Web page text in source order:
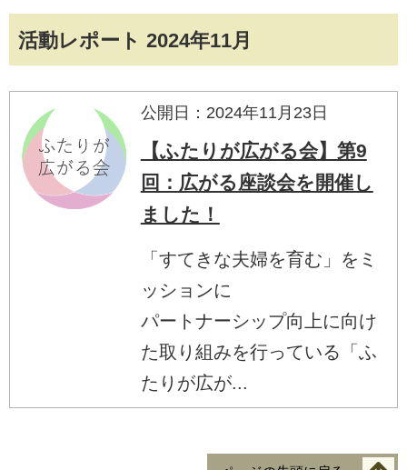
活動レポート 2024年11月
公開日：2024年11月23日
【ふたりが広がる会】第9
回：広がる座談会を開催し
ました！
「すてきな夫婦を育む」をミ
ッションに
パートナーシップ向上に向け
た取り組みを行っている「ふ
たりが広が...